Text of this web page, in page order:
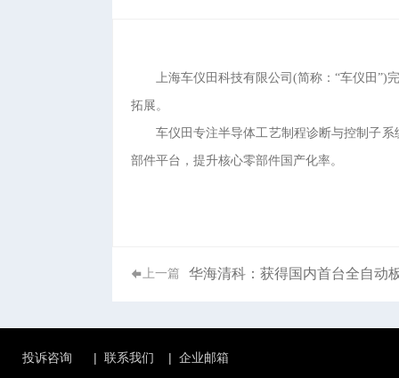
上海车仪田科技有限公司(简称：“车仪田”)
拓展。
车仪田专注半导体工艺制程诊断与控制子
部件平台，提升核心零部件国产化率。
上一篇 华海清科：获得国内首台全自动
投诉咨询 | 联系我们 | 企业邮箱